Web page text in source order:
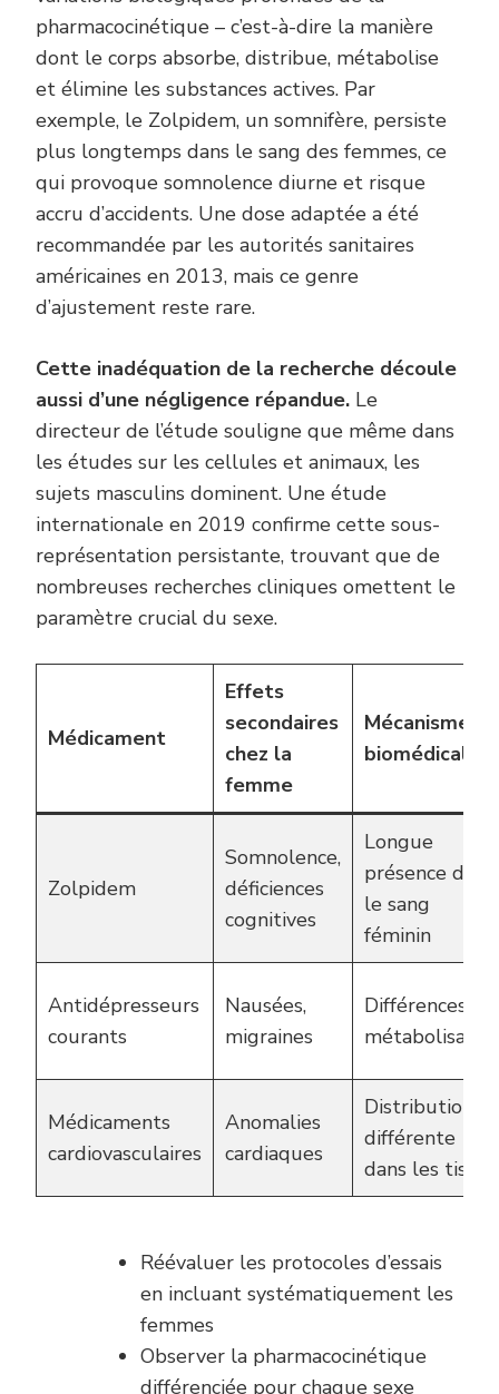
pharmacocinétique – c’est-à-dire la manière
dont le corps absorbe, distribue, métabolise
et élimine les substances actives. Par
exemple, le Zolpidem, un somnifère, persiste
plus longtemps dans le sang des femmes, ce
qui provoque somnolence diurne et risque
accru d’accidents. Une dose adaptée a été
recommandée par les autorités sanitaires
américaines en 2013, mais ce genre
d’ajustement reste rare.
Cette inadéquation de la recherche découle
aussi d’une négligence répandue. Le
directeur de l’étude souligne que même dans
les études sur les cellules et animaux, les
sujets masculins dominent. Une étude
internationale en 2019 confirme cette sous-
représentation persistante, trouvant que de
nombreuses recherches cliniques omettent le
paramètre crucial du sexe.
Médicament
Effets
secondaires
chez la
femme
Mécanisme
biomédical
Zolpidem
Somnolence,
déficiences
cognitives
Longue
présence dans
le sang
féminin
Antidépresseurs
courants
Nausées,
migraines
Différences de
Médicaments
cardiovasculaires
Anomalies
cardiaques
Distribution
différente
dans les tissus
Réévaluer les protocoles d’essais
en incluant systématiquement les
femmes
Observer la pharmacocinétique
différenciée pour chaque sexe